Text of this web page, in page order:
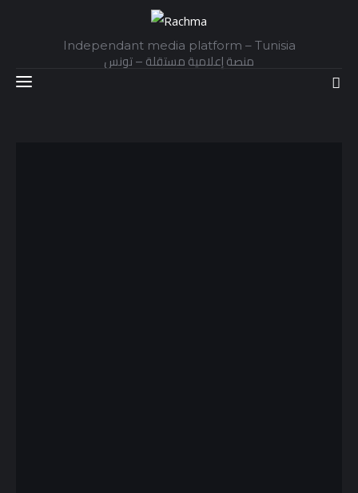
Independant media platform – Tunisia
منصة إعلامية مستقلة – تونس